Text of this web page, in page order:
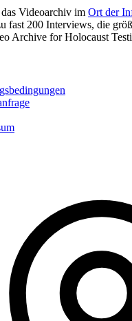
Videoarchiv im Ort der
fast 200 Interviews, die
Archive for Holocaust